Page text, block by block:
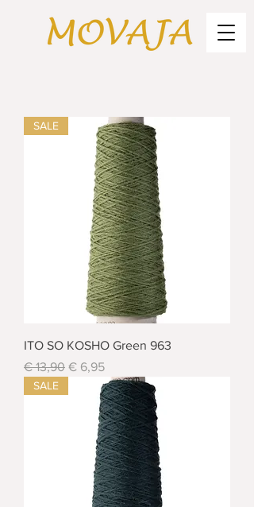
SALE
ITO SO KOSHO Green 963
Standardpreis
€ 13,90 Sale-Preis
€ 6,95
SALE